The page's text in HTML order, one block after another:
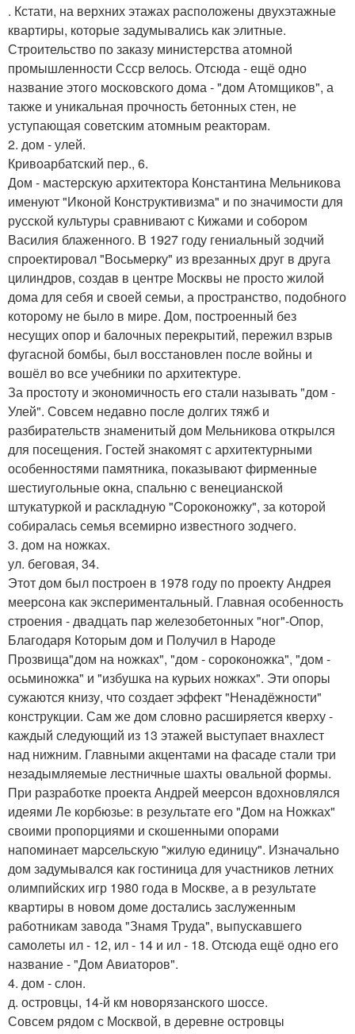
. Кстати, на верхних этажах расположены двухэтажные
квартиры, которые задумывались как элитные.
Строительство по заказу министерства атомной
промышленности Ссср велось. Отсюда - ещё одно
название этого московского дома - "дом Атомщиков", а
также и уникальная прочность бетонных стен, не
уступающая советским атомным реакторам.
2. дом - улей.
Кривоарбатский пер., 6.
Дом - мастерскую архитектора Константина Мельникова
именуют "Иконой Конструктивизма" и по значимости для
русской культуры сравнивают с Кижами и собором
Василия блаженного. В 1927 году гениальный зодчий
спроектировал "Восьмерку" из врезанных друг в друга
цилиндров, создав в центре Москвы не просто жилой
дома для себя и своей семьи, а пространство, подобного
которому не было в мире. Дом, построенный без
несущих опор и балочных перекрытий, пережил взрыв
фугасной бомбы, был восстановлен после войны и
вошёл во все учебники по архитектуре.
За простоту и экономичность его стали называть "дом -
Улей". Совсем недавно после долгих тяжб и
разбирательств знаменитый дом Мельникова открылся
для посещения. Гостей знакомят с архитектурными
особенностями памятника, показывают фирменные
шестиугольные окна, спальню с венецианской
штукатуркой и раскладную "Сороконожку", за которой
собиралась семья всемирно известного зодчего.
3. дом на ножках.
ул. беговая, 34.
Этот дом был построен в 1978 году по проекту Андрея
меерсона как экспериментальный. Главная особенность
строения - двадцать пар железобетонных "ног"-Опор,
Благодаря Которым дом и Получил в Народе
Прозвища"дом на ножках", "дом - сороконожка", "дом -
осьминожка" и "избушка на курьих ножках". Эти опоры
сужаются книзу, что создает эффект "Ненадёжности"
конструкции. Сам же дом словно расширяется кверху -
каждый следующий из 13 этажей выступает внахлест
над нижним. Главными акцентами на фасаде стали три
незадымляемые лестничные шахты овальной формы.
При разработке проекта Андрей меерсон вдохновлялся
идеями Ле корбюзье: в результате его "Дом на Ножках"
своими пропорциями и скошенными опорами
напоминает марсельскую "жилую единицу". Изначально
дом задумывался как гостиница для участников летних
олимпийских игр 1980 года в Москве, а в результате
квартиры в новом доме достались заслуженным
работникам завода "Знамя Труда", выпускавшего
самолеты ил - 12, ил - 14 и ил - 18. Отсюда ещё одно его
название - "Дом Авиаторов".
4. дом - слон.
д. островцы, 14-й км новорязанского шоссе.
Совсем рядом с Москвой, в деревне островцы